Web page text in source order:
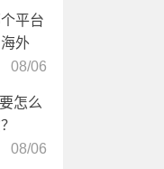
平台
外
08/06
怎么
08/06